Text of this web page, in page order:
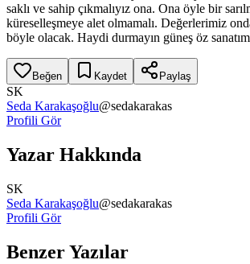
saklı ve sahip çıkmalıyız ona. Ona öyle bir
küreselleşmeye alet olmamalı. Değerlerimiz
böyle olacak. Haydi durmayın güneş öz
Beğen Kaydet Paylaş
SK
Seda Karakaşoğlu@sedakarakas
Profili Gör
Yazar Hakkında
SK
Seda Karakaşoğlu@sedakarakas
Profili Gör
Benzer Yazılar